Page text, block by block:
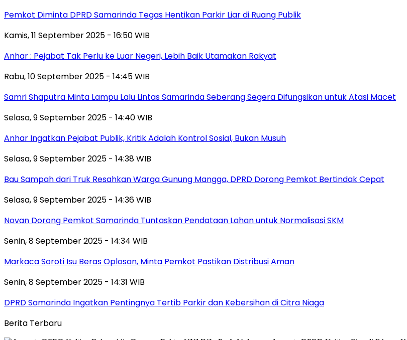
Pemkot Diminta DPRD Samarinda Tegas Hentikan Parkir Liar di Ruang Publik
Kamis, 11 September 2025 - 16:50 WIB
Anhar : Pejabat Tak Perlu ke Luar Negeri, Lebih Baik Utamakan Rakyat
Rabu, 10 September 2025 - 14:45 WIB
Samri Shaputra Minta Lampu Lalu Lintas Samarinda Seberang Segera Difungsikan untuk Atasi Macet
Selasa, 9 September 2025 - 14:40 WIB
Anhar Ingatkan Pejabat Publik, Kritik Adalah Kontrol Sosial, Bukan Musuh
Selasa, 9 September 2025 - 14:38 WIB
Bau Sampah dari Truk Resahkan Warga Gunung Mangga, DPRD Dorong Pemkot Bertindak Cepat
Selasa, 9 September 2025 - 14:36 WIB
Novan Dorong Pemkot Samarinda Tuntaskan Pendataan Lahan untuk Normalisasi SKM
Senin, 8 September 2025 - 14:34 WIB
Markaca Soroti Isu Beras Oplosan, Minta Pemkot Pastikan Distribusi Aman
Senin, 8 September 2025 - 14:31 WIB
DPRD Samarinda Ingatkan Pentingnya Tertib Parkir dan Kebersihan di Citra Niaga
Berita Terbaru